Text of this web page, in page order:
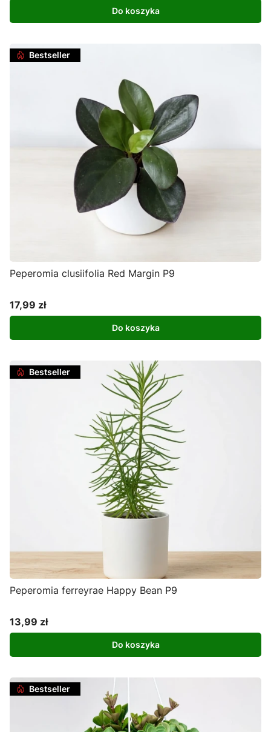
Do koszyka
Bestseller
Peperomia clusiifolia Red Margin P9
Cena
17,99 zł
Do koszyka
Bestseller
Peperomia ferreyrae Happy Bean P9
Cena
13,99 zł
Do koszyka
Bestseller